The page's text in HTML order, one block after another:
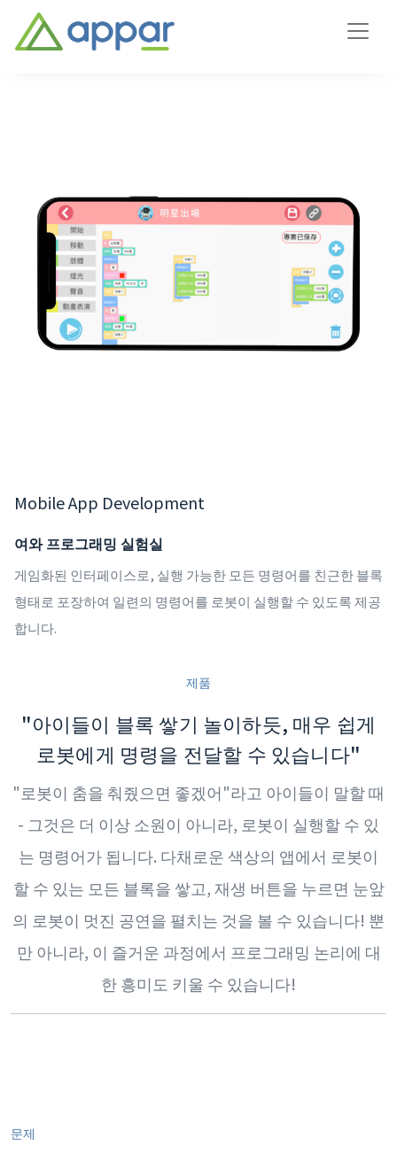
Mobile App Development
여와 프로그래밍 실험실
게임화된 인터페이스로, 실행 가능한 모든 명령어를 친근한 블록
형태로 포장하여 일련의 명령어를 로봇이 실행할 수 있도록 제공
합니다.
제품
"아이들이 블록 쌓기 놀이하듯, 매우 쉽게
로봇에게 명령을 전달할 수 있습니다"
"로봇이 춤을 춰줬으면 좋겠어"라고 아이들이 말할 때
- 그것은 더 이상 소원이 아니라, 로봇이 실행할 수 있
는 명령어가 됩니다. 다채로운 색상의 앱에서 로봇이
할 수 있는 모든 블록을 쌓고, 재생 버튼을 누르면 눈앞
의 로봇이 멋진 공연을 펼치는 것을 볼 수 있습니다! 뿐
만 아니라, 이 즐거운 과정에서 프로그래밍 논리에 대
한 흥미도 키울 수 있습니다!
문제